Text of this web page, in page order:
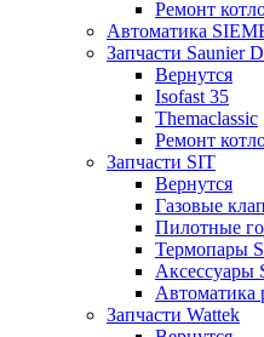
Ремонт
Автоматика
Запчасти Saunier
Вернутся
Isofast 35
Themaclassic
Ремонт
Запчасти SIT
Вернутся
Газовые
Пилотные
Термопары
Аксессуары
Автоматика
Запчасти Wattek